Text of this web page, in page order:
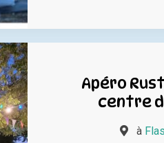
Apéro
centre
à